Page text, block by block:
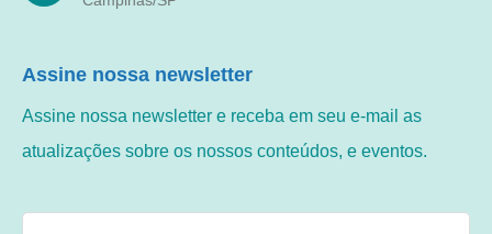
Assine nossa newsletter
Assine nossa newsletter e receba em seu e-mail as
atualizações sobre os nossos conteúdos, e eventos.